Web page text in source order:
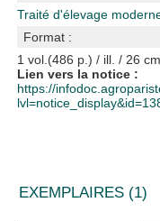
Traité d'élevage
Format :
1 vol.(486 p.) / ill. / 26 cm
Lien vers la notice :
https://
EXEMPLAIRES (1)